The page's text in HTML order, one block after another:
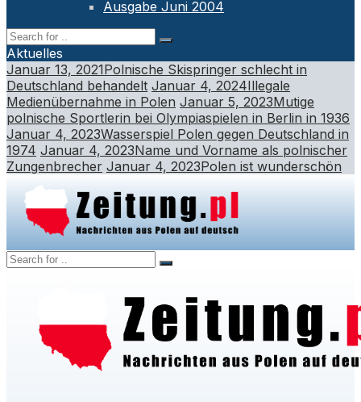
Ausgabe Juni 2004
Aktuelles
Januar 13, 2021Polnische Skispringer schlecht in
Deutschland behandelt Januar 4, 2024Illegale
Medienübernahme in Polen Januar 5, 2023Mutige
polnische Sportlerin bei Olympiaspielen in Berlin in 1936
Januar 4, 2023Wasserspiel Polen gegen Deutschland in
1974 Januar 4, 2023Name und Vorname als polnischer
Zungenbrecher Januar 4, 2023Polen ist wunderschön